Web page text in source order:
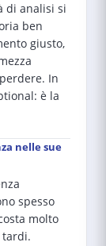
di analisi si
ben
giusto,
In
è la
nelle sue
spesso
molto
tardi.